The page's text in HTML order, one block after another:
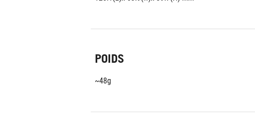
POIDS
~48g